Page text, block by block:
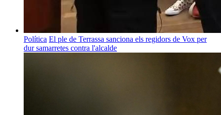
Política El ple de Terrassa sanciona els regidors de Vox per
dur samarretes contra l'alcalde